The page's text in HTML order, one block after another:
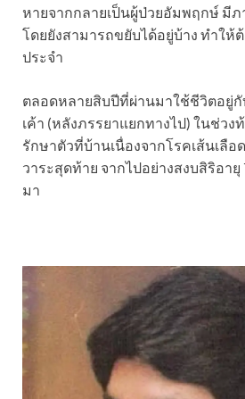
หายจากกลายเป็นผู้ป่วยอัมพฤกษ์ มีภ
โดยยังสามารถขยับได้อยู่บ้าง ทำให้
ประจำ
ตลอดหลายสิบปีที่ผ่านมาใช้ชีวิตอยู่กั
เค้า (หลังภรรยาแยกทางไป) ในช่วง
รักษาตัวที่บ้านเนื่องจากโรคเส้นเลือ
วาระสุดท้าย จากไปอย่างสงบสิริอา
มา